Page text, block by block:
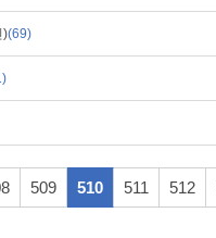
)(69)
509 510 511 512